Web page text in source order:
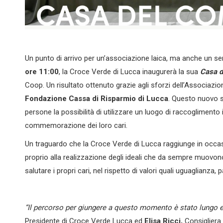
Un punto di arrivo per un’associazione laica, ma anche un
ore 11:00, la Croce Verde di Lucca inaugurerà la sua Casa
Coop. Un risultato ottenuto grazie agli sforzi
Fondazione Cassa di Risparmio di Lucca. Questo nuovo
persone la possibilità di utilizzare un luogo di
commemorazione dei loro cari.
Un traguardo che la Croce Verde di Lucca raggiunge in
proprio alla realizzazione degli ideali che da sempre
salutare i propri cari, nel rispetto di valori quali uguaglianza,
“Il percorso per giungere a questo momento è stato
Presidente di Croce Verde Lucca ed Elisa Ricci,